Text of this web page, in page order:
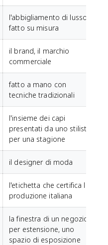
l'abbigliamento di lusso
fatto su misura
il brand, il marchio
commerciale
fatto a mano con
tecniche tradizionali
l'insieme dei capi
presentati da uno stilista
per una stagione
il designer di moda
l'etichetta che certifica la
produzione italiana
la finestra di un negozio;
per estensione, uno
spazio di esposizione